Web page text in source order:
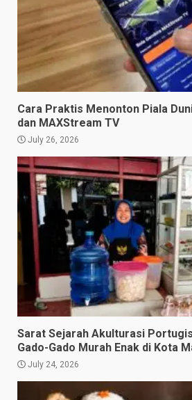
Cara Praktis Menonton Piala
dan MAXStream TV
July 26, 2026
Sarat Sejarah Akulturasi
Gado-Gado Murah Enak di Kota
July 24, 2026